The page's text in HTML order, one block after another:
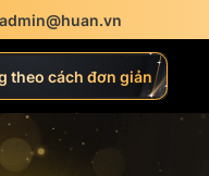
admin@huan.vn
theo cách đơn giản